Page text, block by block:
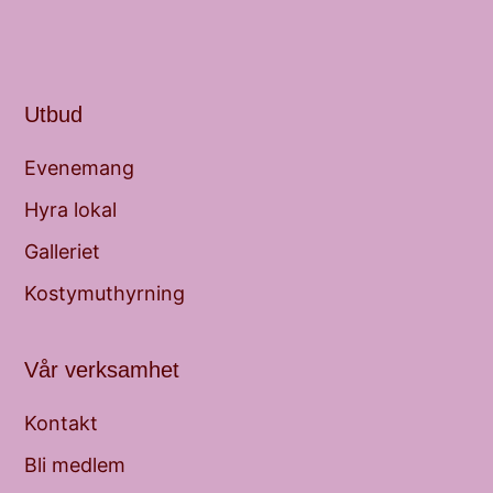
Utbud
Evenemang
Hyra lokal
Galleriet
Kostymuthyrning
Vår verksamhet
Kontakt
Bli medlem